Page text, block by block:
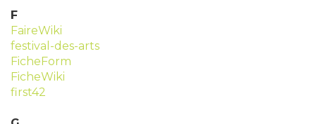
F
FaireWiki
festival-des-arts
FicheForm
FicheWiki
first42